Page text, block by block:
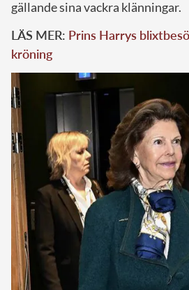
gällande sina vackra klänningar.
LÄS MER: Prins Harrys
kröning